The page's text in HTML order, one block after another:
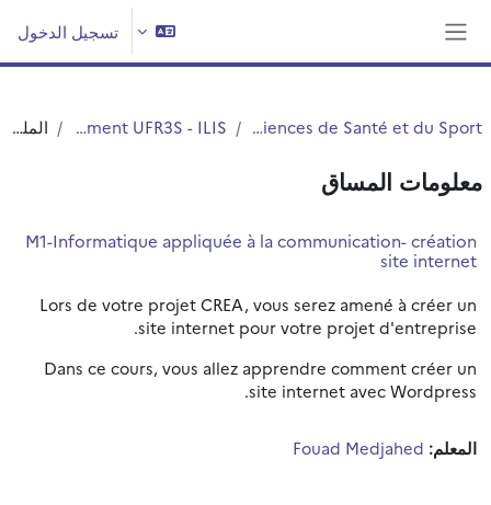
تسجيل الدخول
UFR3S - Sciences de Santé et du Sport
Département UFR3S - ILIS الملخص
معلومات المساق
M1-Informatique appliquée à la communication- création
site internet
Lors de votre projet CREA, vous serez amené à créer un
site internet pour votre projet d'entreprise.
Dans ce cours, vous allez apprendre comment créer un
site internet avec Wordpress.
المعلم: Fouad Medjahed